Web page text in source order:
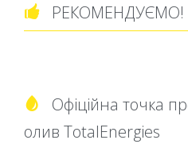
 РЕКОМЕНДУЄМО!

Офіційна точка
олив TotalEnergies